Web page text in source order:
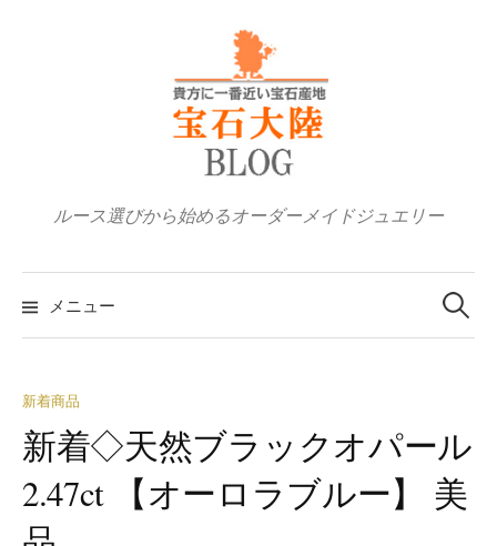
ルース選びから始めるオーダーメイドジュエリー
メニュー
検
索:
新着商品
新着◇天然ブラックオパール
2.47ct 【オーロラブルー】 美